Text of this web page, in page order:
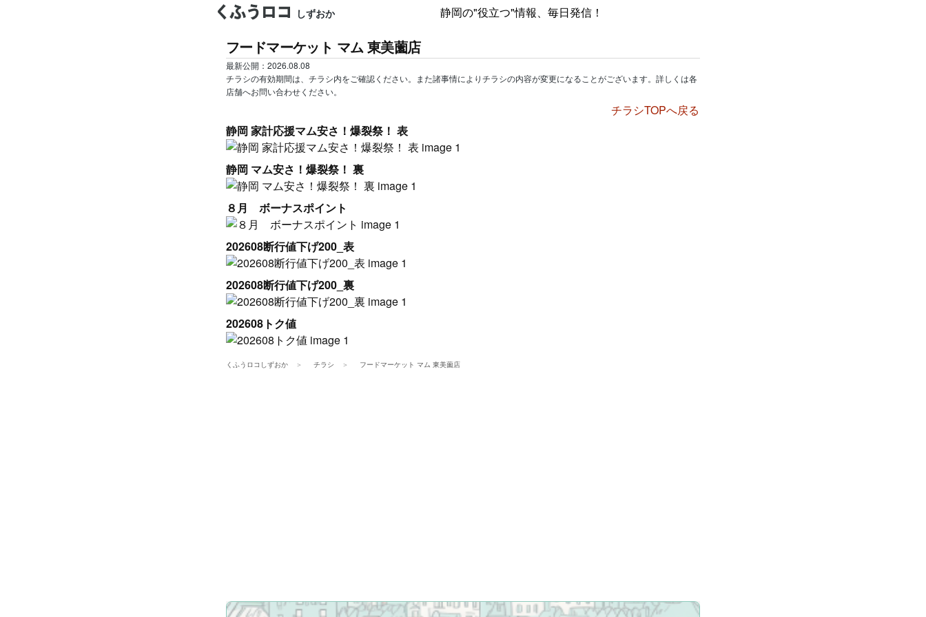
しずおか 静岡の"役立つ"情報、毎日発信！
フードマーケット マム 東美薗店
最新公開： 2026.08.08
チラシの有効期間は、チラシ内をご確認ください。また諸事情によりチラシの内容が変更になることがございます。詳しくは各
店舗へお問い合わせください。
チラシTOPへ戻る
静岡 家計応援マム安さ！爆裂祭！ 表
静岡 マム安さ！爆裂祭！ 裏
８月 ボーナスポイント
202608断行値下げ200_表
202608断行値下げ200_裏
202608トク値
くふうロコしずおか チラシ フードマーケット マム 東美薗店